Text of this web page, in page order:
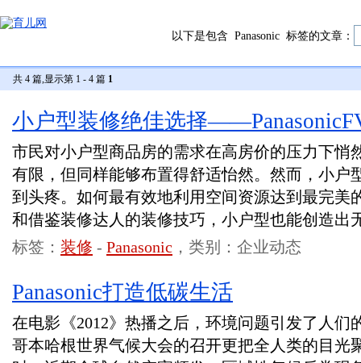
以下是包含 Panasonic 标签的文章：
共 4 篇,显示第 1 - 4 篇 1
小户型装修绝佳选择
市民对小户型商品房的需求在高房价的压力下悄
有限，但同样能够布置得舒适怡然。然而，小户
到头疼。如何最有效地利用空间资源达到最完美
和借鉴装修达人的装修技巧，小户型也能创造出
标签： 装修 - Panasonic ，类别：企业动态
Panasonic打造低碳生活
在电影《2012》热播之后，环境问题引发了人们
哥本哈根世界气候大会的召开更把全人类的目光